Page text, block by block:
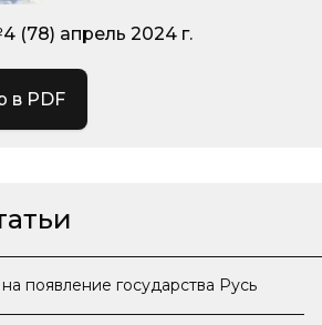
апрель 2024 г.
в PDF
появление государства Русь